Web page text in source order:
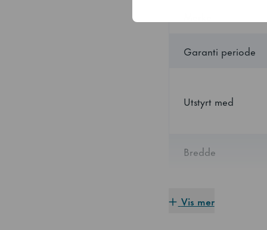
Garanti periode
Utstyrt med
Bredde
Vis mer